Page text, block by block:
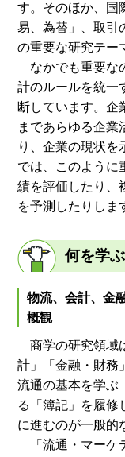
す。そのほか、国
易、為替」、取引
の重要な研究テー
なかでも重要な
計のルールを統一
断しています。企
まであらゆる企業
り、企業の現状を
では、このように
績を評価したり、
を予測したりしま
何を学ぶ
物流、会計、金
概観
商学の研究領域
計」「金融・財務
流通の基本を学ぶ
る「簿記」を履修
に進むのが一般的
「流通・マーケ